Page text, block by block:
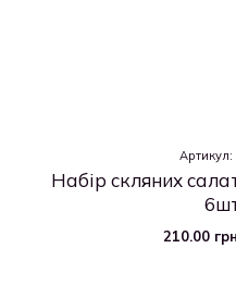
Артикул:
Набір скляних
210.00